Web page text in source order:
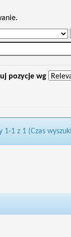
pozycje wg
1-1 z 1 (Czas